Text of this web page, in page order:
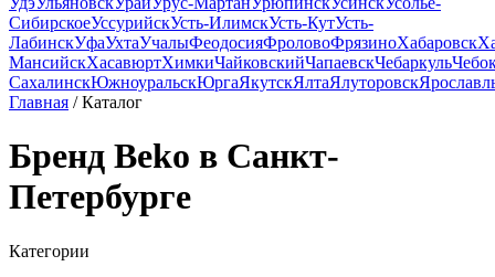
СибирскоеУссурийскУсть-ИлимскУсть-КутУсть-
ЛабинскУфаУхтаУчалыФеодосияФроловоФрязиноХабаровск
МансийскХасавюртХимкиЧайковскийЧапаевскЧебаркуль
СахалинскЮжноуральскЮргаЯкутскЯлтаЯлуторовск
Главная / Каталог
Бренд Beko в Санкт-
Петербурге
Категории